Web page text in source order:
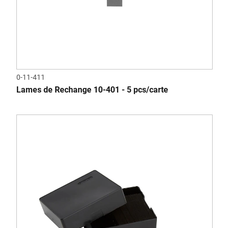
0-11-411
Lames de Rechange 10-401 - 5 pcs/carte